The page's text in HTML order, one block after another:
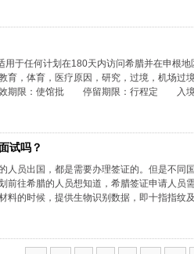
用于任何计划在180天内访问希腊并在申根
育，体育，医疗原因，研究，过境，机场过
限：使馆批 停留期限：行程定 入境
试吗？
人员出国，都是需要办理签证的。但是不同
前往希腊的人员想知道，希腊签证申请人
料的时候，提供生物识别数据，即十指指纹